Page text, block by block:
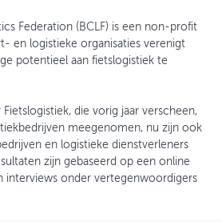
Federation (BCLF) is een non-profit
en logistieke organisaties verenigt
potentieel aan fietslogistiek te
die vorig jaar verscheen,
meegenomen, nu zijn ook
en logistieke dienstverleners
zijn gebaseerd op een online
interviews onder vertegenwoordigers